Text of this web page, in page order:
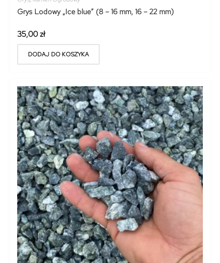
Grys Lodowy „Ice blue” (8 – 16 mm, 16 – 22 mm)
35,00zł
DODAJ DO KOSZYKA